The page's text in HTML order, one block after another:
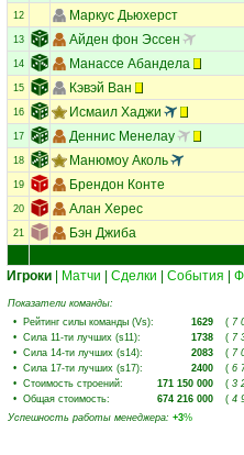
12 Маркус Дьюхерст
13 Айден фон Эссен
14 Манассе Абандела
15 Кэвэй Ван
16 Исмаил Хаджи
17 Деннис Менелау
18 Манюмоу Аколь
19 Брендон Конте
20 Алан Херес
21 Бэн Джиба
Игроки Матчи Сделки События
Показатели команды:
• Рейтинг силы команды (Vs): 1629 ( 7
• Сила 11-ти лучших (s11): 1738 ( 7
• Сила 14-ти лучших (s14): 2083 ( 7
• Сила 17-ти лучших (s17): 2400 ( 6
• Стоимость строений: 171 150 000 ( 3
• Общая стоимость: 674 216 000 ( 4
Успешность работы менеджера: +3%